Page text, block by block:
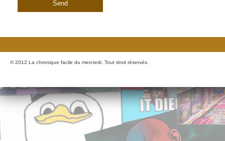
© 2012 La chronique facile du mercredi. Tout droit réservés.